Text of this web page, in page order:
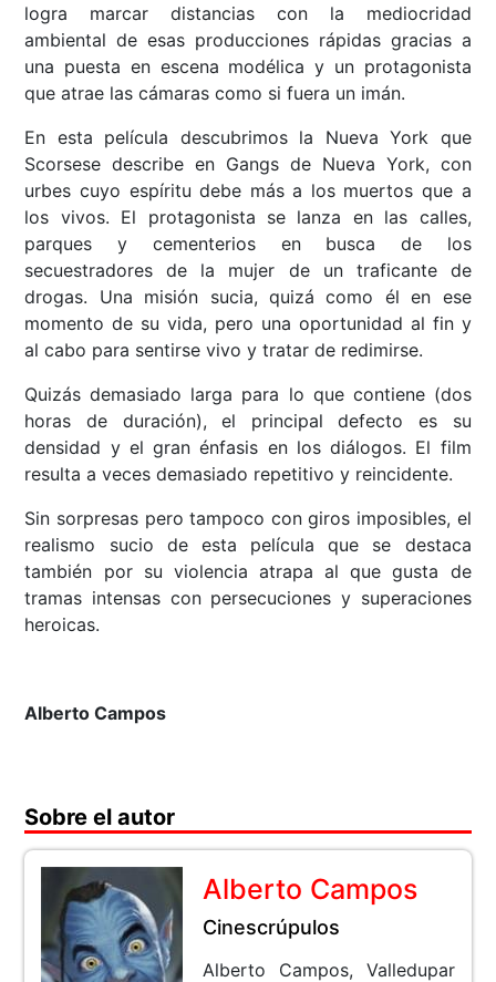
logra marcar distancias con la mediocridad
ambiental de esas producciones rápidas gracias a
una puesta en escena modélica y un protagonista
que atrae las cámaras como si fuera un imán.
En esta película descubrimos la Nueva York que
Scorsese describe en Gangs de Nueva York, con
urbes cuyo espíritu debe más a los muertos que a
los vivos. El protagonista se lanza en las calles,
parques y cementerios en busca de los
secuestradores de la mujer de un traficante de
drogas. Una misión sucia, quizá como él en ese
momento de su vida, pero una oportunidad al fin y
al cabo para sentirse vivo y tratar de redimirse.
Quizás demasiado larga para lo que contiene (dos
horas de duración), el principal defecto es su
densidad y el gran énfasis en los diálogos. El film
resulta a veces demasiado repetitivo y reincidente.
Sin sorpresas pero tampoco con giros imposibles, el
realismo sucio de esta película que se destaca
también por su violencia atrapa al que gusta de
tramas intensas con persecuciones y superaciones
heroicas.
Alberto Campos
Sobre el autor
Alberto Campos
Cinescrúpulos
Alberto Campos, Valledupar